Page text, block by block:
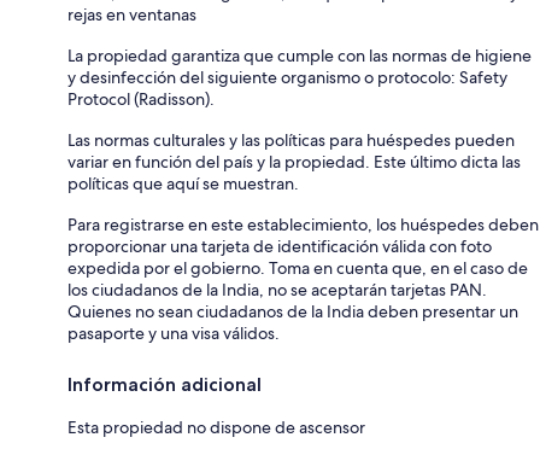
rejas en ventanas
La propiedad garantiza que cumple con las normas de higiene
y desinfección del siguiente organismo o protocolo: Safety
Protocol (Radisson).
Las normas culturales y las políticas para huéspedes pueden
variar en función del país y la propiedad. Este último dicta las
políticas que aquí se muestran.
Para registrarse en este establecimiento, los huéspedes deben
proporcionar una tarjeta de identificación válida con foto
expedida por el gobierno. Toma en cuenta que, en el caso de
los ciudadanos de la India, no se aceptarán tarjetas PAN.
Quienes no sean ciudadanos de la India deben presentar un
pasaporte y una visa válidos.
Información adicional
Esta propiedad no dispone de ascensor